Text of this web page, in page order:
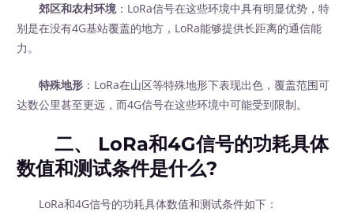
郊区和农村环境 ：LoRa信号在这些环境中具有明显优势，特
别是在没有4G基站覆盖的地方，LoRa能够提供长距离的通信能
力。
特殊地形 ：LoRa在山区等特殊地形下表现出色，覆盖范围可
达数公里甚至更远，而4G信号在这些环境中可能受到限制。
二、 LoRa和4G信号的功耗具体
数值和测试条件是什么?
LoRa和4G信号的功耗具体数值和测试条件如下：